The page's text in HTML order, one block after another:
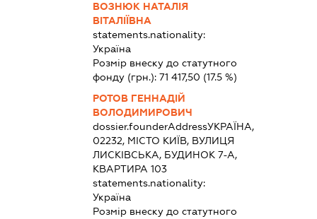
ВОЗНЮК НАТАЛІЯ
ВІТАЛІЇВНА
statements.nationality:
Україна
Розмір внеску до статутного
фонду (грн.):71 417,50 (17.5 %)
РОТОВ ГЕННАДІЙ
ВОЛОДИМИРОВИЧ
dossier.founderAddressУКРАЇНА,
02232, МІСТО КИЇВ, ВУЛИЦЯ
ЛИСКІВСЬКА, БУДИНОК 7-А,
КВАРТИРА 103
statements.nationality:
Україна
Розмір внеску до статутного